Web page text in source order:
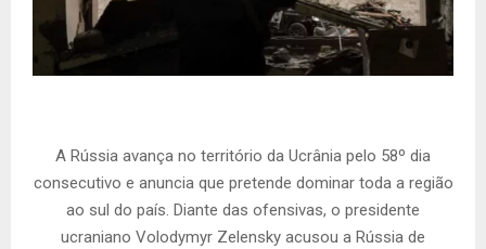
A Rússia avança no território da Ucrânia pelo 58º dia
consecutivo e anuncia que pretende dominar toda a região
ao sul do país. Diante das ofensivas, o presidente
ucraniano Volodymyr Zelensky acusou a Rússia de